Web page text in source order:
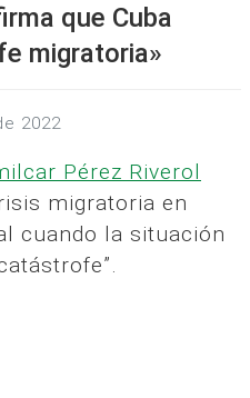
que Cuba
migratoria»
2022
Pérez Riverol
migratoria en
cuando la situación